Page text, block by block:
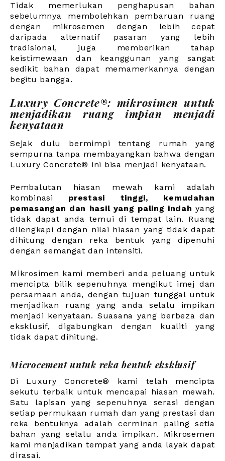
Tidak memerlukan penghapusan bahan
sebelumnya membolehkan pembaruan ruang
dengan mikrosemen dengan lebih cepat
daripada alternatif pasaran yang lebih
tradisional, juga memberikan tahap
keistimewaan dan keanggunan yang sangat
sedikit bahan dapat memamerkannya dengan
begitu bangga.
Luxury Concrete®: mikrosimen untuk
menjadikan ruang impian menjadi
kenyataan
Sejak dulu bermimpi tentang rumah yang
sempurna tanpa membayangkan bahwa dengan
Luxury Concrete® ini bisa menjadi kenyataan.
Pembalutan hiasan mewah kami adalah
kombinasi prestasi tinggi, kemudahan
pemasangan dan hasil yang paling indah yang
tidak dapat anda temui di tempat lain. Ruang
dilengkapi dengan nilai hiasan yang tidak dapat
dihitung dengan reka bentuk yang dipenuhi
dengan semangat dan intensiti.
Mikrosimen kami memberi anda peluang untuk
mencipta bilik sepenuhnya mengikut imej dan
persamaan anda, dengan tujuan tunggal untuk
menjadikan ruang yang anda selalu impikan
menjadi kenyataan. Suasana yang berbeza dan
eksklusif, digabungkan dengan kualiti yang
tidak dapat dihitung.
Microcement untuk reka bentuk eksklusif
Di Luxury Concrete® kami telah mencipta
sekutu terbaik untuk mencapai hiasan mewah.
Satu lapisan yang sepenuhnya serasi dengan
setiap permukaan rumah dan yang prestasi dan
reka bentuknya adalah cerminan paling setia
bahan yang selalu anda impikan. Mikrosemen
kami menjadikan tempat yang anda layak dapat
dirasai.